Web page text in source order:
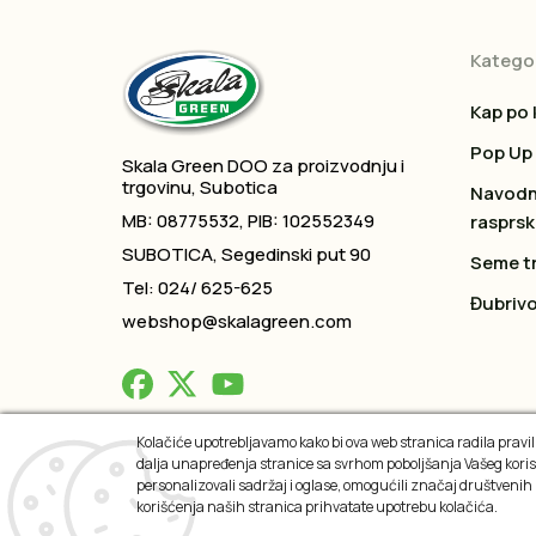
Skala Green DOO za proizvodnju i
trgovinu, Subotica
MB: 08775532, PIB: 102552349
SUBOTICA, Segedinski put 90
Tel: 024/ 625-625
webshop@skalagreen.com
Kap
Pop Up
Seme
2026 © All rights reserved
Kolačiće upotrebljavamo kako bi ova web stranica radila
dalja unapređenja stranice sa svrhom poboljšanja Vašeg
personalizovali sadržaj i oglase, omogućili značaj
korišćenja naših stranica prihvatate upotrebu kolačića.